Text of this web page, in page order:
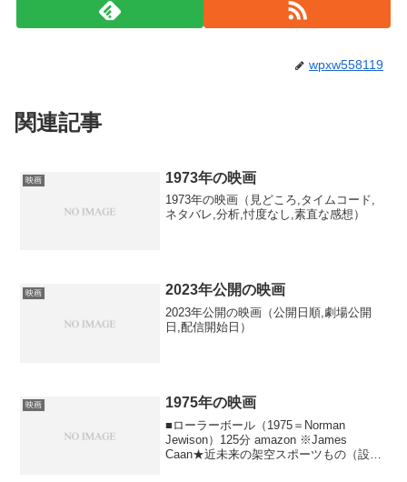
wpxw558119
関連記事
映画 1973年の映画
1973年の映画（見どころ,タイムコード,
ネタバレ,分析,忖度なし,素直な感想）
映画 2023年公開の映画
2023年公開の映画（公開日順,劇場公開
日,配信開始日）
映画 1975年の映画
■ローラーボール（1975＝Norman
Jewison）125分 amazon ※James
Caan★近未来の架空スポーツもの（設定